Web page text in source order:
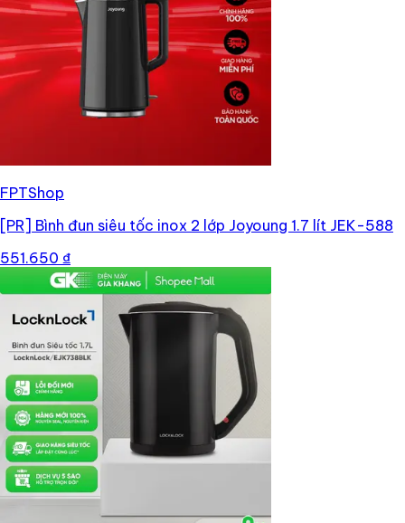
FPTShop
[PR] Bình đun siêu tốc inox 2 lớp Joyoung 1.7 lít JEK-588
551.650 ₫